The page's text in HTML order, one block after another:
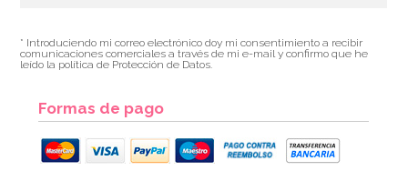
* Introduciendo mi correo electrónico doy mi consentimiento a recibir
comunicaciones comerciales a través de mi e-mail y confirmo que he
leído la política de Protección de Datos.
Formas de pago